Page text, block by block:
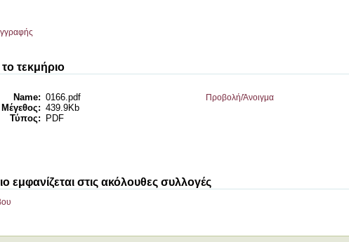
τεκμήριο
Name: 0166.pdf
Μέγεθος: 439.9Kb
Τύπος:
PDF
Προβολή/Άνοιγμα
εμφανίζεται στις ακόλουθες συλλογές